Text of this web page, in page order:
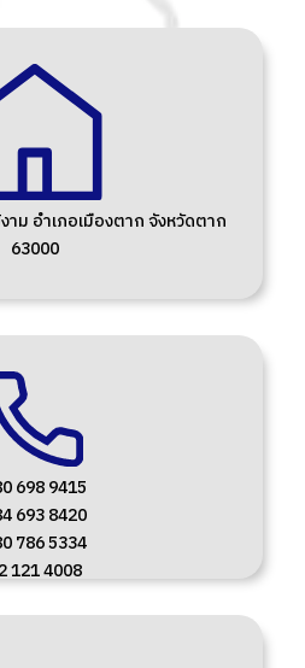
ม อำเภอเมืองตาก จังหวัดตาก
63000
698 9415
693 8420
786 5334
121 4008